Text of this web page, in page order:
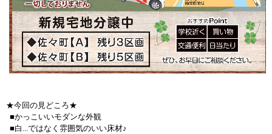
★今回の見どころ★
■かっこいいモダンな外観
■白...ではなく雰囲気のいい床材♪